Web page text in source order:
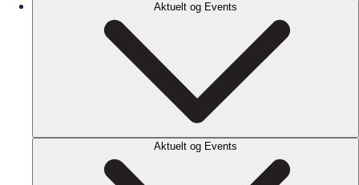
Aktuelt og Events
Aktuelt og Events